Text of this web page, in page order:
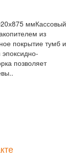
ммКассовый
из
покрытие тумб и
позволяет